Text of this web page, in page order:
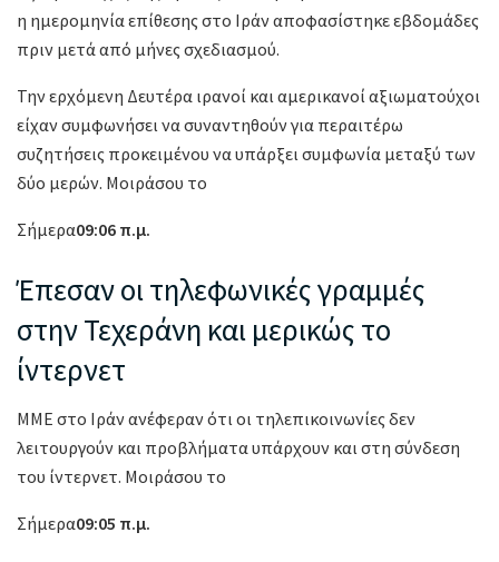
η ημερομηνία επίθεσης στο Ιράν αποφασίστηκε εβδομάδες
πριν μετά από μήνες σχεδιασμού.
Την ερχόμενη Δευτέρα ιρανοί και αμερικανοί αξιωματούχοι
είχαν συμφωνήσει να συναντηθούν για περαιτέρω
συζητήσεις προκειμένου να υπάρξει συμφωνία μεταξύ των
δύο μερών. Μοιράσου το
Σήμερα09:06 π.μ.
Έπεσαν οι τηλεφωνικές γραμμές
στην Τεχεράνη και μερικώς το
ίντερνετ
ΜΜΕ στο Ιράν ανέφεραν ότι οι τηλεπικοινωνίες δεν
λειτουργούν και προβλήματα υπάρχουν και στη σύνδεση
του ίντερνετ. Μοιράσου το
Σήμερα09:05 π.μ.